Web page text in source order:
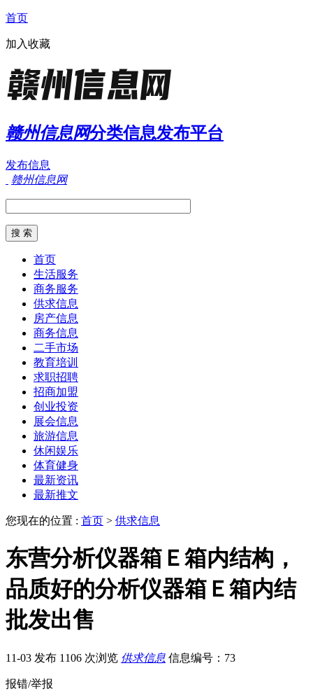
首页
加入收藏
赣州信息网分类信息发布平台
发布信息
赣州信息网
首页
生活服务
商务服务
供求信息
房产信息
商务信息
二手市场
教育培训
求职招聘
招商加盟
创业投资
展会信息
旅游信息
休闲娱乐
体育健身
最新资讯
最新推文
您现在的位置 : 首页 > 供求信息
东营分析仪器箱Ｅ箱内结构，
品质好的分析仪器箱Ｅ箱内结
批发出售
11-03 发布 1106 次浏览 供求信息 信息编号：73
报错/举报